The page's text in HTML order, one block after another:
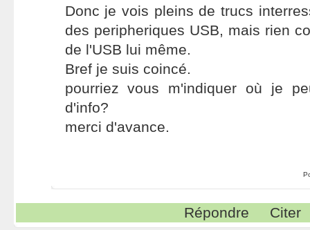
Donc je vois pleins de trucs
des peripheriques USB, mais rien
de l'USB lui même.
Bref je suis coincé.
pourriez vous m'indiquer où je
d'info?
merci d'avance.
Répondre Citer